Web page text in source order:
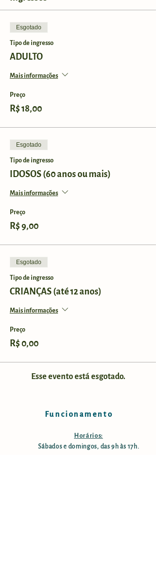
Esgotado
Tipo de ingresso
ADULTO
Mais informações
Preço
R$ 18,00
Esgotado
Tipo de ingresso
IDOSOS (60 anos ou mais)
Mais informações
Preço
R$ 9,00
Esgotado
Tipo de ingresso
CRIANÇAS (até 12 anos)
Mais informações
Preço
R$ 0,00
Esse evento está esgotado.
Funcionamento
Horários:
Sábados e domingos, das 9h às 17h.